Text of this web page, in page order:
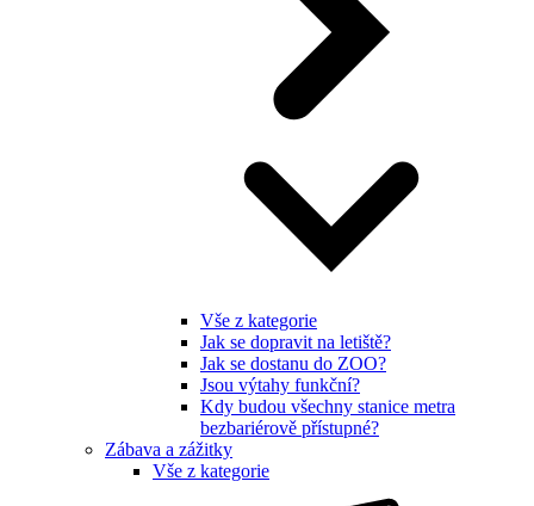
Vše z kategorie
Jak se dopravit na letiště?
Jak se dostanu do ZOO?
Jsou výtahy funkční?
Kdy budou všechny stanice metra
bezbariérově přístupné?
Zábava a zážitky
Vše z kategorie